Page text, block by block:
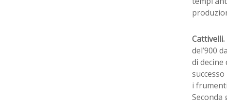
Cattivelli.
del’900
di
i
Seconda